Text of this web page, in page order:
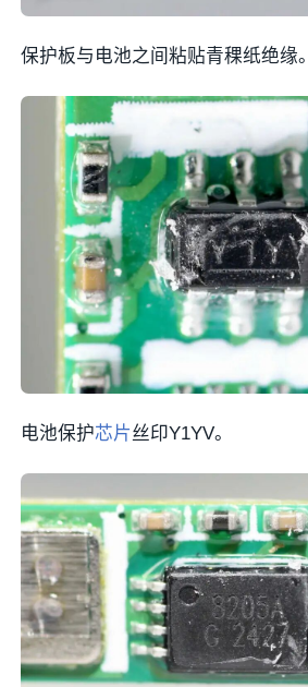
保护板与电池之间粘贴青稞纸绝缘。
电池保护芯片丝印Y1YV。